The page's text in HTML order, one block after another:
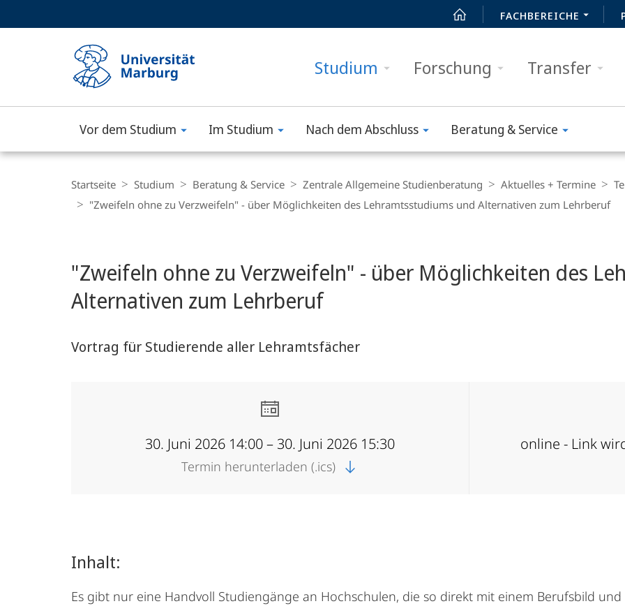
FACHBEREICHE
Studium Forschung Transfer
Philipps-
Universität
Marburg
Vor dem Studium Im Studium Nach dem Abschluss Beratung & Service
Navigation
Startseite Studium Beratung & Service Zentrale Allgemeine Studienberatung Aktuelles + Termine
"Zweifeln ohne zu Verzweifeln" - über Möglichkeiten des Lehramtsstudiums und Alternativen zum Lehrberuf
"Zweifeln ohne zu Verzweifeln" - über Möglichkeiten des
Alternativen zum Lehrberuf
Vortrag für Studierende aller Lehramtsfächer
30. Juni 2026 14:00 – 30. Juni 2026 15:30
Termin herunterladen (.ics)
online - Link
Inhalt:
Es gibt nur eine Handvoll Studiengänge an Hochschulen, die so direkt mit einem Berufsbild